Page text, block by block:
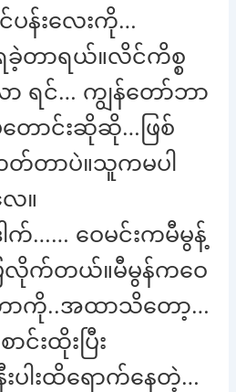
န်းလေးကို…
ခဲ့တာရယ်။လိင်ကိစ္စ
ရင်… ကျွန်တော်ဘာ
တောင်းဆိုဆို…ဖြစ်
တ်တာပဲ။သူကမပါ
။
ါက်…… ဝေမင်းကမီမွန့်
ြလိုက်တယ်။မီမွန်ကဝေ
တာကို..အထာသိတော့…
င်းထိုးပြီး
းပါးထိရောက်နေတဲ့…